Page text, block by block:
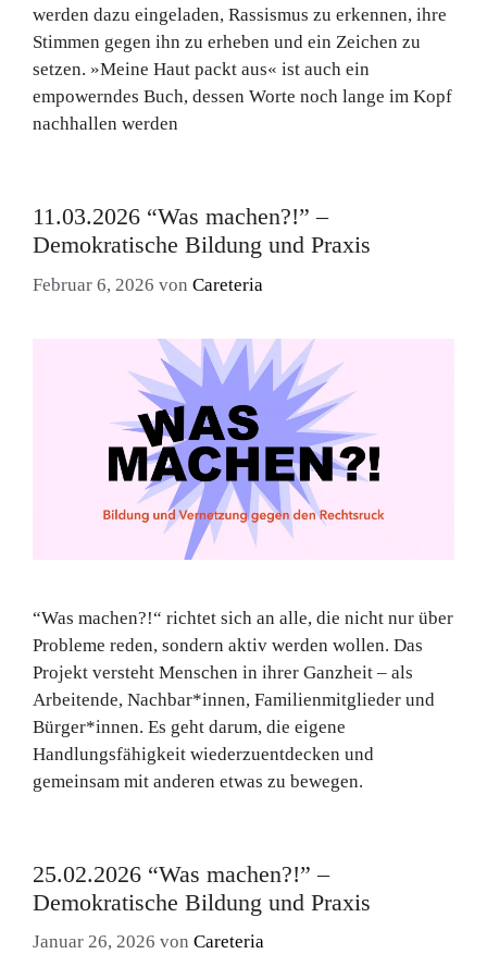
werden dazu eingeladen, Rassismus zu erkennen, ihre
Stimmen gegen ihn zu erheben und ein Zeichen zu
setzen. »Meine Haut packt aus« ist auch ein
empowerndes Buch, dessen Worte noch lange im Kopf
nachhallen werden
11.03.2026 “Was machen?!” –
Demokratische Bildung und Praxis
Februar 6, 2026 von Careteria
“Was machen?!“ richtet sich an alle, die nicht nur über
Probleme reden, sondern aktiv werden wollen. Das
Projekt versteht Menschen in ihrer Ganzheit – als
Arbeitende, Nachbar*innen, Familienmitglieder und
Bürger*innen. Es geht darum, die eigene
Handlungsfähigkeit wiederzuentdecken und
gemeinsam mit anderen etwas zu bewegen.
25.02.2026 “Was machen?!” –
Demokratische Bildung und Praxis
Januar 26, 2026 von Careteria